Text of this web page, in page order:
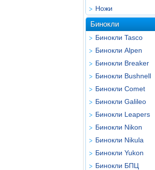
Ножи
Бинокли
Бинокли Tasco
Бинокли Alpen
Бинокли Breaker
Бинокли Bushnell
Бинокли Comet
Бинокли Galileo
Бинокли Leapers
Бинокли Nikon
Бинокли Nikula
Бинокли Yukon
Бинокли БПЦ